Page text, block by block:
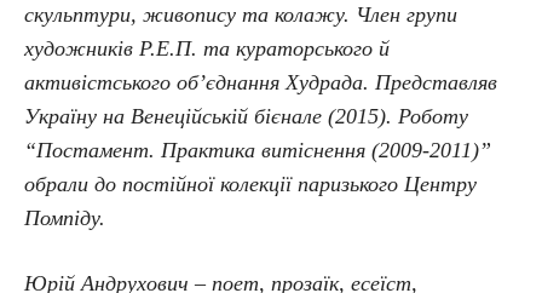
скульптури, живопису та колажу. Член групи
художників Р.Е.П. та кураторського й
активістського об’єднання Худрада. Представляв
Україну на Венеційській бієнале (2015). Роботу
“Постамент. Практика витіснення (2009-2011)”
обрали до постійної колекції паризького Центру
Помпіду.
Юрій Андрухович – поет, прозаїк, есеїст,